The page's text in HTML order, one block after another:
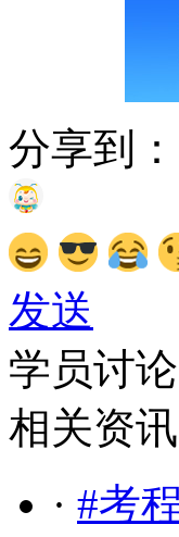
分享到：
发送
学员讨
相关资讯
· #考